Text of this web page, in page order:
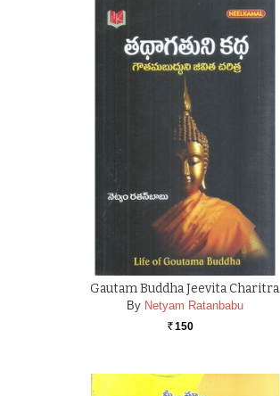
Gautam Buddha Jeevita Charitra
By Netyam Ratanbabu
Rs. 150